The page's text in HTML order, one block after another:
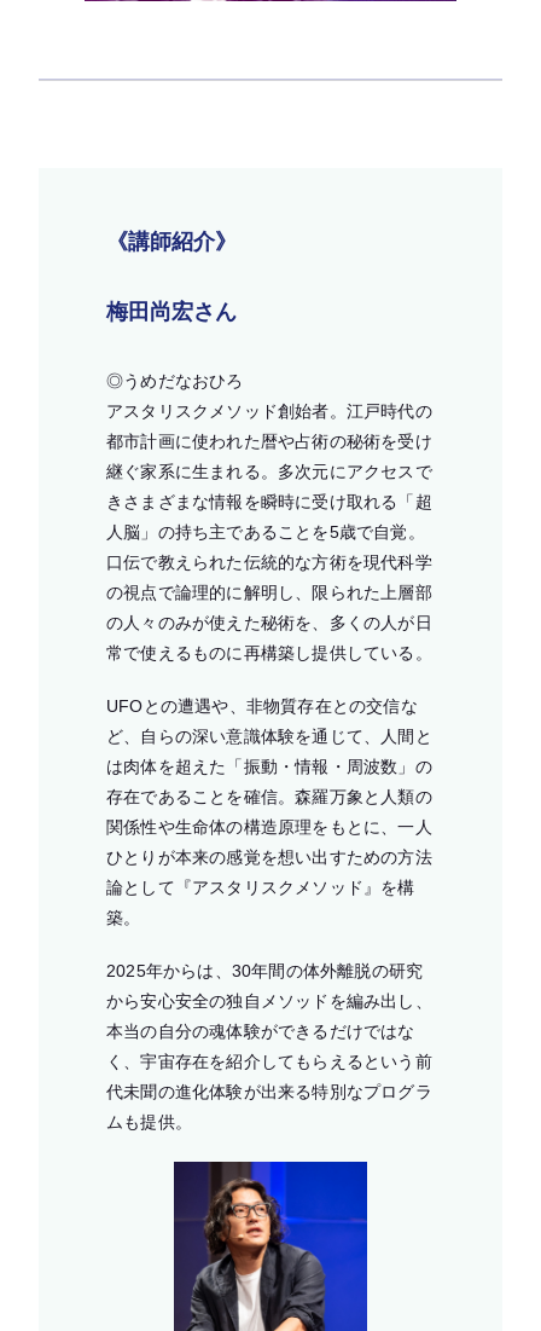
《講師紹介》
梅田尚宏さん
◎うめだなおひろ
アスタリスクメソッド創始者。江戸時代の
都市計画に使われた暦や占術の秘術を受け
継ぐ家系に生まれる。多次元にアクセスで
きさまざまな情報を瞬時に受け取れる「超
人脳」の持ち主であることを5歳で自覚。
口伝で教えられた伝統的な方術を現代科学
の視点で論理的に解明し、限られた上層部
の人々のみが使えた秘術を、多くの人が日
常で使えるものに再構築し提供している。
UFOとの遭遇や、非物質存在との交信な
ど、自らの深い意識体験を通じて、人間と
は肉体を超えた「振動・情報・周波数」の
存在であることを確信。森羅万象と人類の
関係性や生命体の構造原理をもとに、一人
ひとりが本来の感覚を想い出すための方法
論として『アスタリスクメソッド』を構
築。
2025年からは、30年間の体外離脱の研究
から安心安全の独自メソッドを編み出し、
本当の自分の魂体験ができるだけではな
く、宇宙存在を紹介してもらえるという前
代未聞の進化体験が出来る特別なプログラ
ムも提供。